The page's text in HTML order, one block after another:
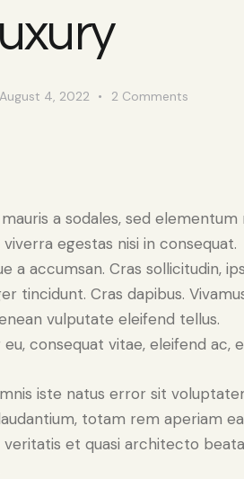
August 4, 2022 2 Comments
a sodales, sed elementum
egestas nisi in consequat.
a accumsan. Cras sollicitudin,
tincidunt. Cras dapibus.
vulputate eleifend tellus.
consequat vitae, eleifend ac,
iste natus error sit
totam rem aperiam
veritatis et quasi architecto